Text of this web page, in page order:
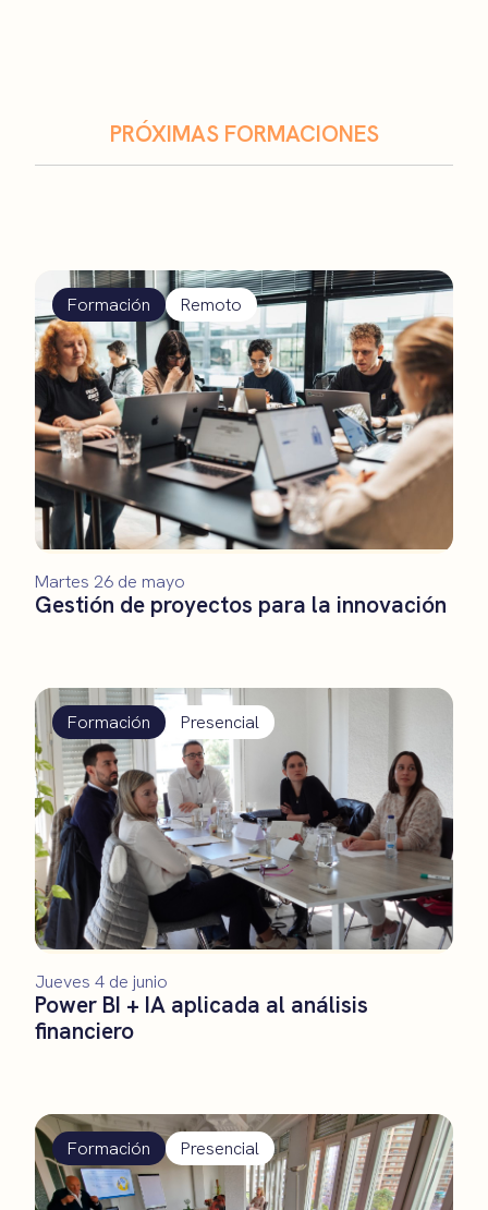
PRÓXIMAS FORMACIONES
Formación Remoto
Gestión de proyectos para la innovación
Martes 26 de mayo
Formación Presencial
Power BI + IA aplicada al análisis
financiero
Jueves 4 de junio
Formación Presencial